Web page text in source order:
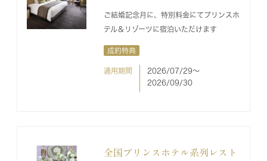
ご結婚記念月に、特別料金にてプリンスホ
テル＆リゾーツに宿泊いただけます
成約特典
適用期間
2026/07/29〜
2026/09/30
全国プリンスホテル系列レスト